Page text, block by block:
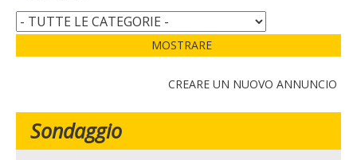
MOSTRARE
CREARE UN NUOVO ANNUNCIO
Sondaggio